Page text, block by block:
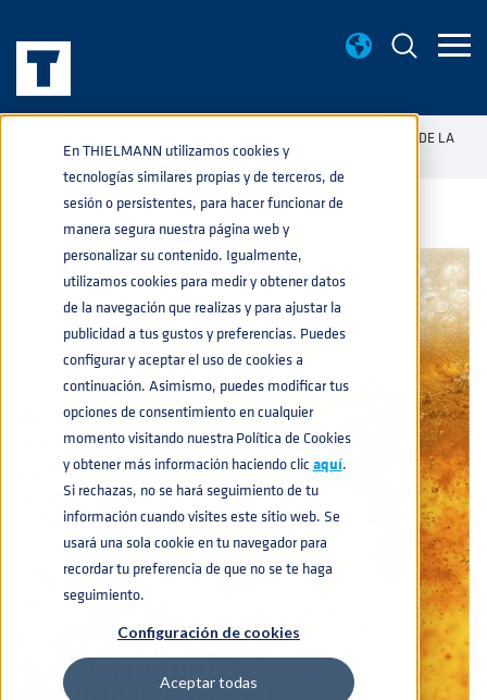
En THIELMANN utilizamos cookies y
tecnologías similares propias y de terceros, de
sesión o persistentes, para hacer funcionar de
manera segura nuestra página web y
personalizar su contenido. Igualmente,
utilizamos cookies para medir y obtener datos
de la navegación que realizas y para ajustar la
publicidad a tus gustos y preferencias. Puedes
configurar y aceptar el uso de cookies a
continuación. Asimismo, puedes modificar tus
opciones de consentimiento en cualquier
momento visitando nuestra Política de Cookies
y obtener más información haciendo clic aquí.
Si rechazas, no se hará seguimiento de tu
información cuando visites este sitio web. Se
usará una sola cookie en tu navegador para
recordar tu preferencia de que no se te haga
seguimiento.
Configuración de cookies
Aceptar todas
EVALUACIÓN ORGANOLÉPTICA DE LA
CERVEZA ALMACENADA